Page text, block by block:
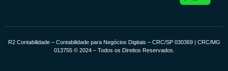
R2 Contabilidade – Contabilidade para Negócios Digitais – CRC/SP 030369 | CRC/MG
013755 © 2024 – Todos os Direitos Reservados.